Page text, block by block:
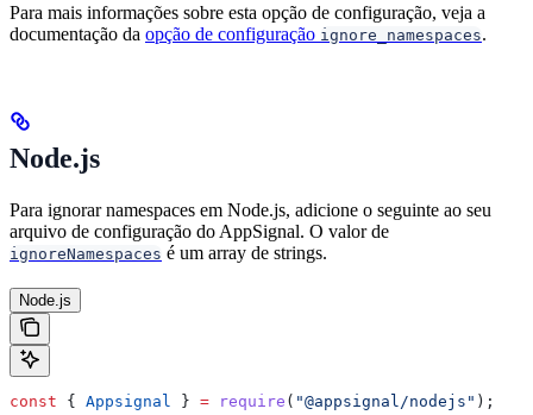
Para mais informações sobre esta opção de configuração, veja a
documentação da opção de configuração ignore_namespaces.
Node.js
Para ignorar namespaces em Node.js, adicione o seguinte ao seu
arquivo de configuração do AppSignal. O valor de
ignoreNamespaces é um array de strings.
Node.js
const { Appsignal } = require ( "@appsignal/nodejs" );